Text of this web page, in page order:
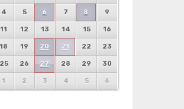
4 5 6 7 8 9
11 12 13 14 15 16
18 19 20 21 22 23
25 26 27 28 29 30
1 2 3 4 5 6